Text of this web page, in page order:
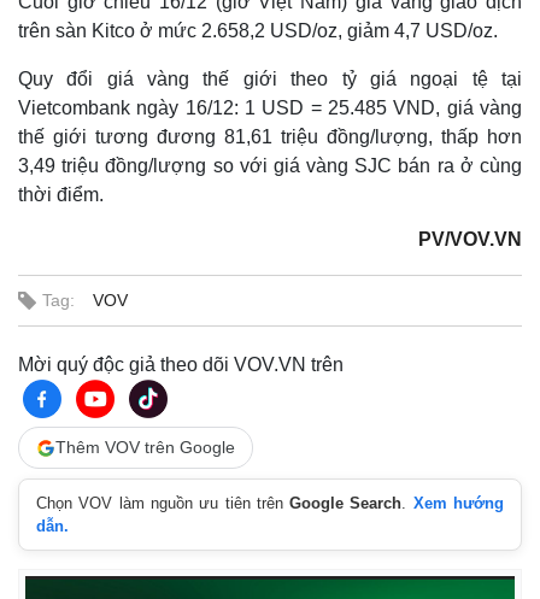
trên sàn Kitco ở mức 2.658,2 USD/oz, giảm 4,7 USD/oz.
Quy đổi giá vàng thế giới theo tỷ giá ngoại tệ tại
Vietcombank ngày 16/12: 1 USD = 25.485 VND, giá vàng
thế giới tương đương 81,61 triệu đồng/lượng, thấp hơn
3,49 triệu đồng/lượng so với giá vàng SJC bán ra ở cùng
thời điểm.
PV/VOV.VN
Tag: VOV
Mời quý độc giả theo dõi VOV.VN trên
Thêm VOV trên Google
Chọn VOV làm nguồn ưu tiên trênGoogle Search. Xem hướng
dẫn.